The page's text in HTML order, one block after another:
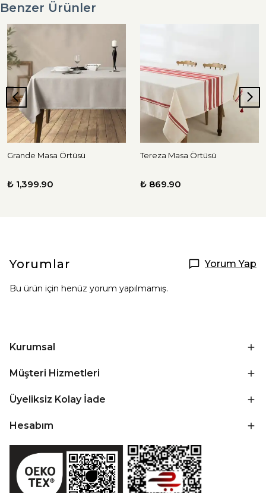
Benzer Ürünler
Grande Masa Örtüsü
₺ 1,399.90
Tereza Masa Örtüsü
₺ 869.90
Yorumlar Yorum Yap
Bu ürün için henüz yorum yapılmamış.
Kurumsal
Müşteri Hizmetleri
Üyeliksiz Kolay İade
Hesabım